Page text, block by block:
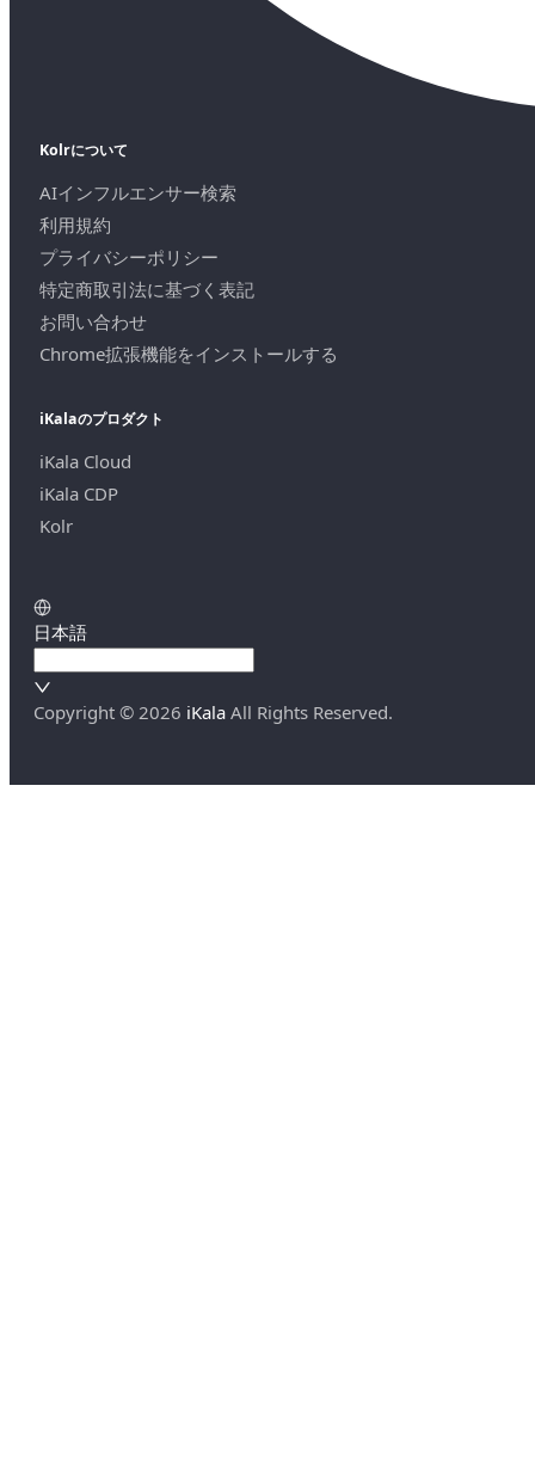
Kolrについて
AIインフルエンサー検索
利用規約
プライバシーポリシー
特定商取引法に基づく表記
お問い合わせ
Chrome拡張機能をインストールする
iKalaのプロダクト
iKala Cloud
iKala CDP
Kolr
日本語
Copyright © 2026 iKala All Rights Reserved.